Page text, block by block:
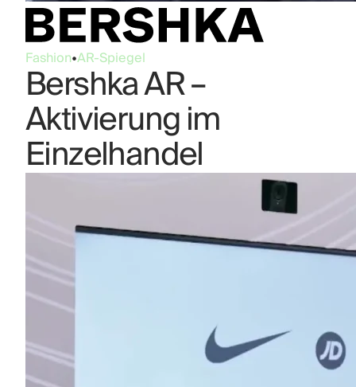
Fashion•AR-Spiegel
Bershka AR –
Aktivierung im
Einzelhandel